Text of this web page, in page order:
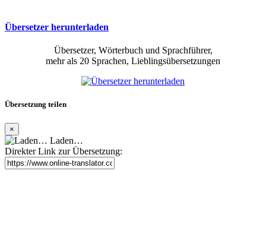
Übersetzer herunterladen
Übersetzer, Wörterbuch und Sprachführer,
mehr als 20 Sprachen, Lieblingsübersetzungen
Übersetzung teilen
×
Laden…
Direkter Link zur Übersetzung: